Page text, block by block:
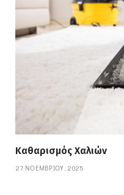
Καθαρισμός Χαλιών
27 ΝΟΕΜΒΡΊΟΥ, 2025